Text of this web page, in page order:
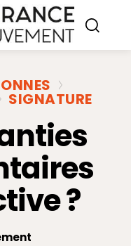
SIGNATURE
?